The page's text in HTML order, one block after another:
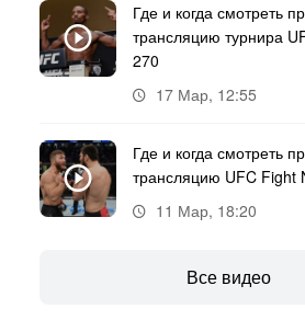
Где и когда смотреть
трансляцию турнира
270
17 Мар, 12:55
Где и когда смотреть
трансляцию UFC Fight
11 Мар, 18:20
Все видео